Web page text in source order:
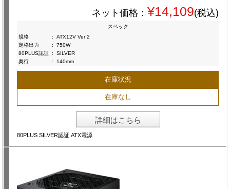
ネット価格： ¥14,109(税込)
スペック
規格
:
ATX12V Ver 2
定格出力
:
750W
80PLUS認証 :
SILVER
奥行
: 140mm
在庫状況
在庫なし
詳細はこちら
80PLUS SILVER認証 ATX電源